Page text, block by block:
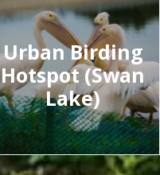
Urban Birding
Hotspot (Swan
Lake)